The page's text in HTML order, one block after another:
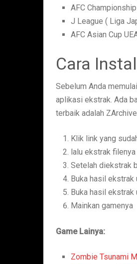
AFC
J League ( Liga
AFC Asian Cup
Cara
Sebelum Anda
aplikasi ekstrak. Ada
terbaik adalah
Klik link yang
lalu ekstrak
Setelah diekstrak
Buka hasil
Buka hasil
Mainkan gamenya
Game Lainya:
Zombie Tsunami